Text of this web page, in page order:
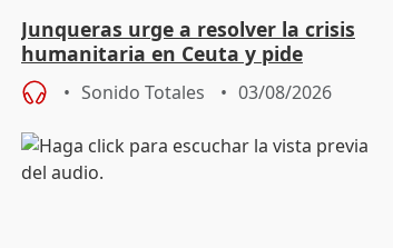
Junqueras urge a resolver la crisis
humanitaria en Ceuta y pide
responsabilidad a la UE
Sonido Totales 03/08/2026